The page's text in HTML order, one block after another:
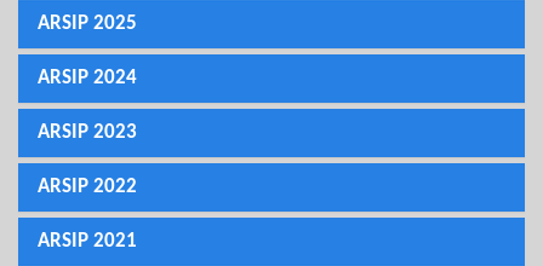
ARSIP 2025
ARSIP 2024
ARSIP 2023
ARSIP 2022
ARSIP 2021